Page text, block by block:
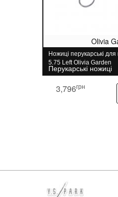
Olivia
Ножиці перукарські
5.75 Left Olivia Garden
Перукарські ножиці
3,796грн